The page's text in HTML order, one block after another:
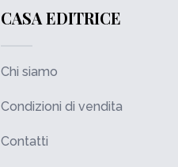
CASA EDITRICE
Chi siamo
Condizioni di vendita
Contatti